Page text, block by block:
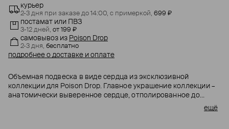
курьер
2-3 дня при заказе до 14:00, с примеркой, 699 ₽
постамат или ПВЗ
3-12 дней, от 199 ₽
самовывоз из Poison Drop
2-3 дня, бесплатно
подробнее о доставке и оплате
Объемная подвеска в виде сердца из эксклюзивной
коллекции для Poison Drop. Главное украшение коллекции –
анатомически выверенное сердце, отполированное до
зеркального блеска, – это аллегория на тему принятия себя.
ещё